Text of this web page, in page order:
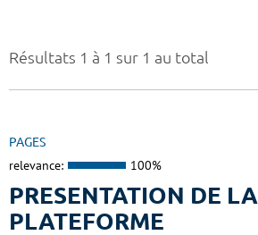
Résultats 1 à 1 sur 1 au total
PAGES
relevance: 100%
PRESENTATION DE LA
PLATEFORME